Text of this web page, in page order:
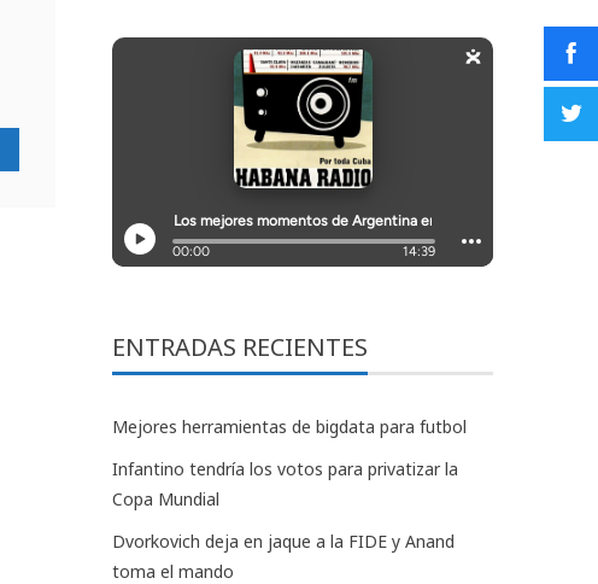
ENTRADAS RECIENTES
Mejores herramientas de bigdata para futbol
Infantino tendría los votos para privatizar la
Copa Mundial
Dvorkovich deja en jaque a la FIDE y Anand
toma el mando